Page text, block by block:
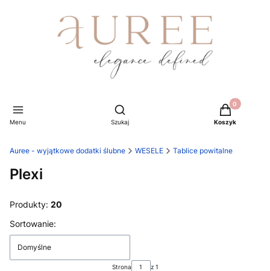
Menu
Otwórz wyszukiwarkę
Szukaj
Produkty w
Koszyk
Auree - wyjątkowe dodatki ślubne WESELE Tablice powitalne
Plexi
Produkty: 20
Lista produktów
Sortowanie:
Domyślne
Strona z 1